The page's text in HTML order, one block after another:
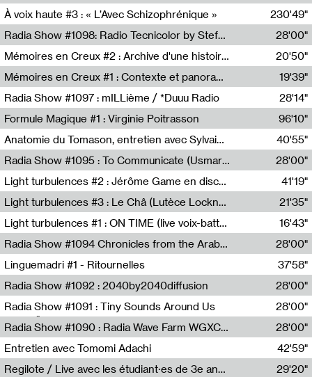
À voix haute #3 : « L’Avec Schizophrénique »
230'49"
Radia Show #1098: Radio Tecnicolor by Stefan Nussbaumer & Georg Zichy (Radio Orange 94.0)
Radio Orange 94.0
28'00"
Mémoires en Creux #2 : Archive d'une histoire artistique
Sophie Auger-Grappin
20'50"
Mémoires en Creux #1 : Contexte et panorama
Sophie Auger-Grappin
19'39"
Radia Show #1097 : mILLième / *Duuu Radio
28'14"
Formule Magique #1 : Virginie Poitrasson
Nathalie Lacroix,Virginie Poitrasson
96'10"
Anatomie du Tomason, entretien avec Sylvain Cardonnel
Loraine Baud,Sylvain Cardonnel
40'55"
Radia Show #1095 : To Communicate (Usmaradio)
Usmaradio
28'00"
Light turbulences #2 : Jérôme Game en discussion avec Thomas Corlin
41'19"
Light turbulences #3 : Le Châ (Lutèce Lockness)
Lutèce Lockness
21'35"
Light turbulences #1 : ON TIME (live voix-batterie) avec Jérôme Game & Jean-Michel Espitallier
Jérôme Game,Jean-Michel Espitallier
16'43"
Radia Show #1094 Chronicles from the Arab Cold War by Ghazi Barakat
Reboot.fm
28'00"
Linguemadri #1 - Ritournelles
Meris Angioletti
37'58"
Radia Show #1092 : 2040by2040diffusion
Diffusion FM
28'00"
Radia Show #1091 : Tiny Sounds Around Us
Radio Študent
28'00"
Radia Show #1090 : Radia Wave Farm WGXC Corey De Juan Sherrard Jr Startalk
Wave Farm
28'00"
Entretien avec Tomomi Adachi
Tomomi Adachi,Loraine Baud
42'59"
Regilote / Live avec les étudiant·es de 3e année de l'EMA
29'20"